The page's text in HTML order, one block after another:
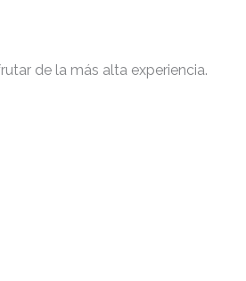
de la más alta experiencia.